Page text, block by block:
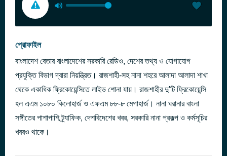
প্রোফাইল
বাংলাদেশ বেতার বাংলাদেশের সরকারি রেডিও, দেশের তথ্য ও যোগাযোগ
প্রযুক্তি বিভাগ দ্বারা নিয়ন্ত্রিত। রাজশাহী-সহ নানা শহরে আলাদা আলাদা শাখা
থেকে একাধিক ফ্রিকোয়েন্সিতে লাইভ শোনা যায়। রাজশাহীর দু'টি ফ্রিকোয়েন্সি
হল এএম ১০৮০ কিলোহার্জ ও এফএম ৮৮-৮ মেগাহার্জ। নানা ঘরানার বাংলা
সঙ্গীতের পাশাপাশি ট্র্যাফিক, দেশবিদেশের খবর, সরকারি নানা প্রকল্প ও কর্মসূচির
খবরও থাকে।